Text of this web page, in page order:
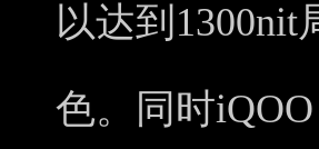
以达到
色。同时